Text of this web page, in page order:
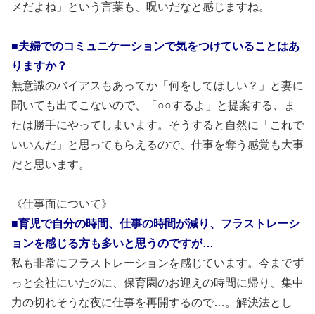
メだよね」という言葉も、呪いだなと感じますね。
■夫婦でのコミュニケーションで気をつけていることはあ
りますか？
無意識のバイアスもあってか「何をしてほしい？」と妻に
聞いても出てこないので、「○○するよ」と提案する、ま
たは勝手にやってしまいます。そうすると自然に「これで
いいんだ」と思ってもらえるので、仕事を奪う感覚も大事
だと思います。
《仕事面について》
■育児で自分の時間、仕事の時間が減り、フラストレーシ
ョンを感じる方も多いと思うのですが…
私も非常にフラストレーションを感じています。今までず
っと会社にいたのに、保育園のお迎えの時間に帰り、集中
力の切れそうな夜に仕事を再開するので…。解決法とし